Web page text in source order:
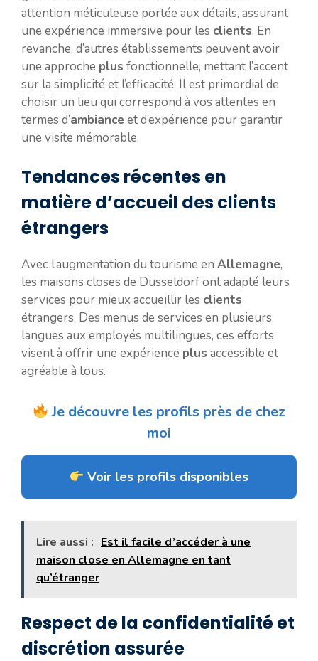
attention méticuleuse portée aux détails, assurant
une expérience immersive pour les clients. En
revanche, d’autres établissements peuvent avoir
une approche plus fonctionnelle, mettant l’accent
sur la simplicité et l’efficacité. Il est primordial de
choisir un lieu qui correspond à vos attentes en
termes d’ambiance et d’expérience pour garantir
une visite mémorable.
Tendances récentes en
matière d’accueil des clients
étrangers
Avec l’augmentation du tourisme en Allemagne,
les maisons closes de Düsseldorf ont adapté leurs
services pour mieux accueillir les clients
étrangers. Des menus de services en plusieurs
langues aux employés multilingues, ces efforts
visent à offrir une expérience plus accessible et
agréable à tous.
Je découvre les profils près de chez
moi
Voir les profils disponibles
Lire aussi : Est il facile d’accéder à une
maison close en Allemagne en tant
qu’étranger
Respect de la confidentialité et
discrétion assurée